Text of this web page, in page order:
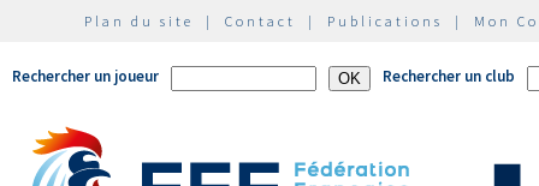
Plan du site | Contact | Publications | Mon
Rechercher un joueur Rechercher un club